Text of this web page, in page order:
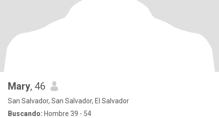
Mary, 46
San Salvador, San Salvador, El Salvador
Buscando: Hombre 39 - 54